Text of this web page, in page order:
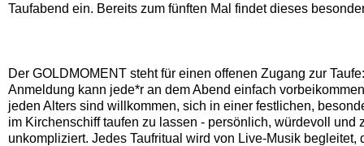
Taufabend ein. Bereits zum fünften Mal findet dieses
Der GOLDMOMENT steht für einen offenen Zugang zur
Anmeldung kann jede*r an dem Abend einfach
jeden Alters sind willkommen, sich in einer festlichen,
im Kirchenschiff taufen zu lassen - persönlich, würdevoll und
unkompliziert. Jedes Taufritual wird von Live-Musik begleitet,